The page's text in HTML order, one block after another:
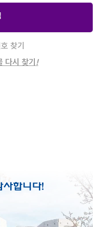
찾기
다시 찾기 !